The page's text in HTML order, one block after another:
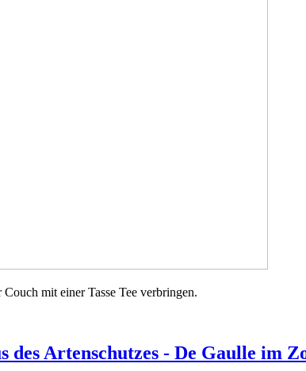
mit einer Tasse Tee verbringen.
Artenschutzes - De Gaulle im